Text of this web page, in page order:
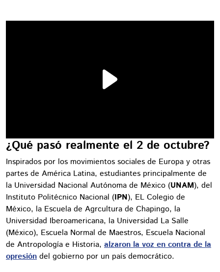
¿Qué pasó realmente el 2 de octubre?
Inspirados por los movimientos sociales de Europa y otras
partes de América Latina, estudiantes principalmente de
la Universidad Nacional Autónoma de México (UNAM), del
Instituto Politécnico Nacional (IPN), EL Colegio de
México, la Escuela de Agrcultura de Chapingo, la
Universidad Iberoamericana, la Universidad La Salle
(México), Escuela Normal de Maestros, Escuela Nacional
de Antropología e Historia, alzaron la voz en contra de la
opresión del gobierno por un país democrático.